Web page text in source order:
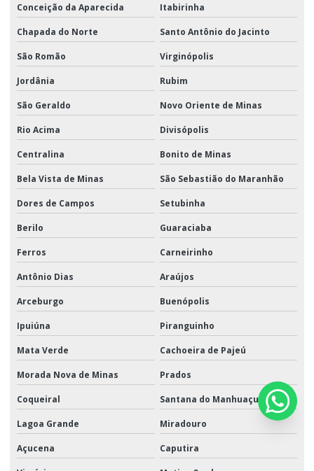
Conceição da Aparecida Itabirinha
Chapada do Norte Santo Antônio do Jacinto
São Romão Virginópolis
Jordânia Rubim
São Geraldo Novo Oriente de Minas
Rio Acima Divisópolis
Centralina Bonito de Minas
Bela Vista de Minas São Sebastião do Maranhão
Dores de Campos Setubinha
Berilo Guaraciaba
Ferros Carneirinho
Antônio Dias Araújos
Arceburgo Buenópolis
Ipuiúna Piranguinho
Mata Verde Cachoeira de Pajeú
Morada Nova de Minas Prados
Coqueiral Santana do Manhuaçu
Lagoa Grande Miradouro
Açucena Caputira